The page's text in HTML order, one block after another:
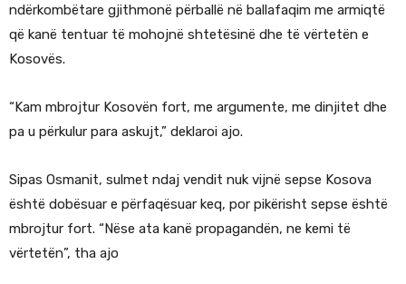
ndërkombëtare gjithmonë përballë në ballafaqim me armiqtë
që kanë tentuar të mohojnë shtetësinë dhe të vërtetën e
Kosovës.
“Kam mbrojtur Kosovën fort, me argumente, me dinjitet dhe
pa u përkulur para askujt,” deklaroi ajo.
Sipas Osmanit, sulmet ndaj vendit nuk vijnë sepse Kosova
është dobësuar e përfaqësuar keq, por pikërisht sepse është
mbrojtur fort. “Nëse ata kanë propagandën, ne kemi të
vërtetën”, tha ajo